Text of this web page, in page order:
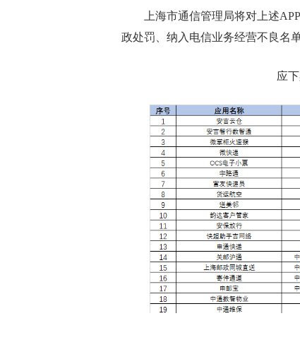
上海市通信管理局将对上述APP
政处罚、纳入电信业务经营不良名
应